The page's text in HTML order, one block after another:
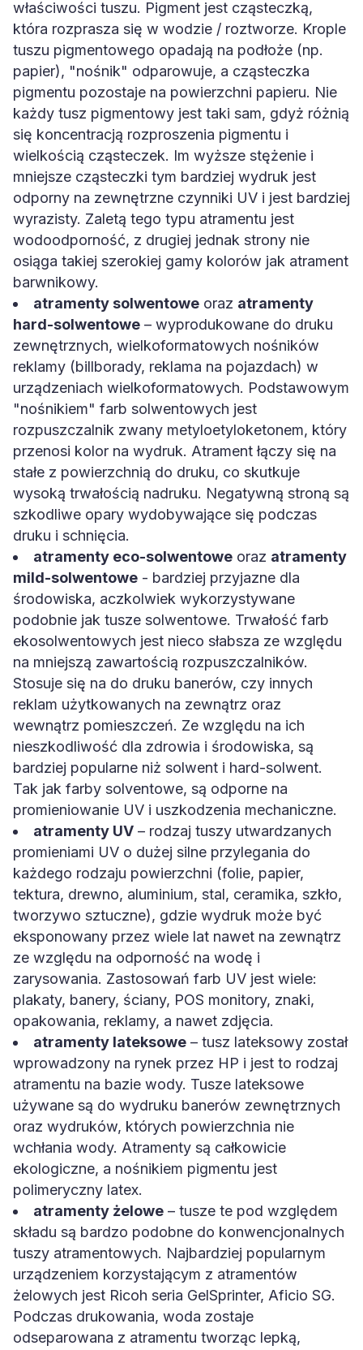
która rozprasza się w wodzie / roztworze. Krople
tuszu pigmentowego opadają na podłoże (np.
papier), "nośnik" odparowuje, a cząsteczka
pigmentu pozostaje na powierzchni papieru. Nie
każdy tusz pigmentowy jest taki sam, gdyż różnią
się koncentracją rozproszenia pigmentu i
wielkością cząsteczek. Im wyższe stężenie i
mniejsze cząsteczki tym bardziej wydruk jest
odporny na zewnętrzne czynniki UV i jest bardziej
wyrazisty. Zaletą tego typu atramentu jest
wodoodporność, z drugiej jednak strony nie
osiąga takiej szerokiej gamy kolorów jak atrament
barwnikowy.
atramenty solwentowe
hard-solwentowe– wyprodukowane do druku
zewnętrznych, wielkoformatowych nośników
reklamy (billborady, reklama na pojazdach) w
urządzeniach wielkoformatowych. Podstawowym
"nośnikiem" farb solwentowych jest
rozpuszczalnik zwany metyloetyloketonem, który
przenosi kolor na wydruk. Atrament łączy się na
stałe z powierzchnią do druku, co skutkuje
wysoką trwałością nadruku. Negatywną stroną są
szkodliwe opary wydobywające się podczas
druku i schnięcia.
atramenty eco-solwentowe
mild-solwentowe - bardziej przyjazne dla
środowiska, aczkolwiek wykorzystywane
podobnie jak tusze solwentowe. Trwałość farb
ekosolwentowych jest nieco słabsza ze względu
na mniejszą zawartością rozpuszczalników.
Stosuje się na do druku banerów, czy innych
reklam użytkowanych na zewnątrz oraz
wewnątrz pomieszczeń. Ze względu na ich
nieszkodliwość dla zdrowia i środowiska, są
bardziej popularne niż solwent i hard-solwent.
Tak jak farby solventowe, są odporne na
promieniowanie UV i uszkodzenia mechaniczne.
atramenty UV – rodzaj tuszy utwardzanych
promieniami UV o dużej silne przylegania do
każdego rodzaju powierzchni (folie, papier,
tektura, drewno, aluminium, stal, ceramika, szkło,
tworzywo sztuczne), gdzie wydruk może być
eksponowany przez wiele lat nawet na zewnątrz
ze względu na odporność na wodę i
zarysowania. Zastosowań farb UV jest wiele:
plakaty, banery, ściany, POS monitory, znaki,
opakowania, reklamy, a nawet zdjęcia.
atramenty lateksowe– tusz lateksowy został
wprowadzony na rynek przez HP i jest to rodzaj
atramentu na bazie wody. Tusze lateksowe
używane są do wydruku banerów zewnętrznych
oraz wydruków, których powierzchnia nie
wchłania wody. Atramenty są całkowicie
ekologiczne, a nośnikiem pigmentu jest
polimeryczny latex.
atramenty żelowe
składu są bardzo podobne do konwencjonalnych
tuszy atramentowych. Najbardziej popularnym
urządzeniem korzystającym z atramentów
żelowych jest Ricoh seria GelSprinter, Aficio SG.
Podczas drukowania, woda zostaje
odseparowana z atramentu tworząc lepką,